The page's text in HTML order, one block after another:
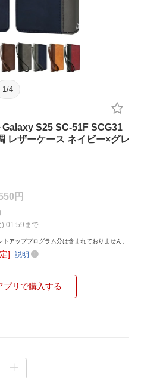
1 /4
S25 SC-51F SCG31
レザーケース ネイビー×グレ
円
01:59まで
アッププログラム分は含まれておりません。
] 説明
プリで購入する